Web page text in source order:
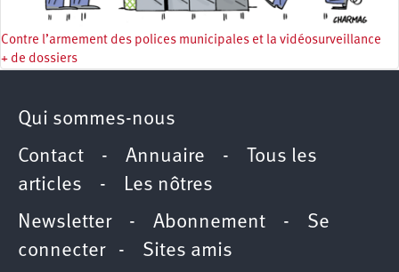
Contre l’armement des polices municipales et la vidéosurveillance
+ de dossiers
Qui sommes-nous
Contact - Annuaire -
Tous les
articles - Les nôtres
Newsletter- Abonnement - Se
connecter- Sites amis